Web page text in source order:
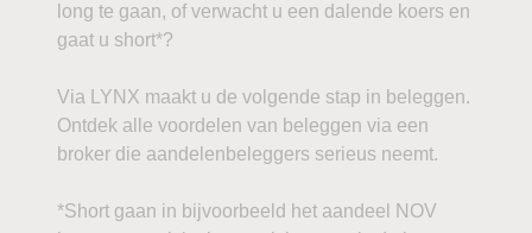
long te gaan, of verwacht u een dalende koers en
gaat u short*?
Via LYNX maakt u de volgende stap in beleggen.
Ontdek alle voordelen van beleggen via een
broker die aandelenbeleggers serieus neemt.
*Short gaan in bijvoorbeeld het aandeel NOV